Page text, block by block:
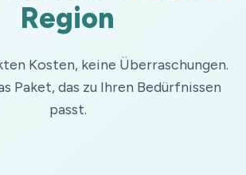
Jetzt Kontakt aufnehmen
Region
Kosten, keine Überraschungen.
Paket, das zu Ihren Bedürfnissen
passt.